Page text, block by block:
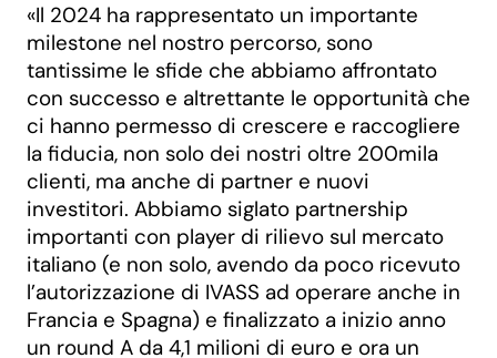
«Il 2024 ha rappresentato un importante
milestone nel nostro percorso, sono
tantissime le sfide che abbiamo affrontato
con successo e altrettante le opportunità che
ci hanno permesso di crescere e raccogliere
la fiducia, non solo dei nostri oltre 200mila
clienti, ma anche di partner e nuovi
investitori. Abbiamo siglato partnership
importanti con player di rilievo sul mercato
italiano (e non solo, avendo da poco ricevuto
l’autorizzazione di IVASS ad operare anche in
Francia e Spagna) e finalizzato a inizio anno
un round A da 4,1 milioni di euro e ora un